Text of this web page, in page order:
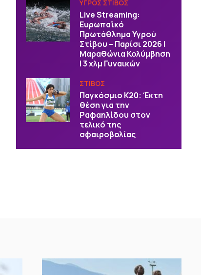
ΥΓΡΟΣ ΣΤΙΒΟΣ
Live Streaming:
Ευρωπαϊκό
Πρωτάθλημα Υγρού
Στίβου – Παρίσι 2026 |
Μαραθώνια Κολύμβηση
| 3 χλμ Γυναικών
ΣΤΙΒΟΣ
Παγκόσμιο Κ20: Έκτη
θέση για την
Ραφαηλίδου στον
τελικό της
σφαιροβολίας